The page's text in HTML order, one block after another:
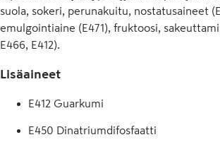
suola, sokeri, perunakuitu, nostatusaineet
emulgointiaine (E471), fruktoosi,
E466, E412).
Lisäaineet
E412 Guarkumi
E450 Dinatriumdifosfaatti